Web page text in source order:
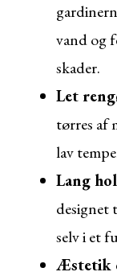
vand og
skader.
Let
tørres af
lav
Lang
designet
selv i et
Æstetik